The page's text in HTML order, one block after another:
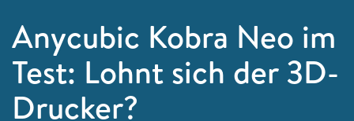
Anycubic Kobra Neo im
Test: Lohnt sich der 3D-
Drucker?